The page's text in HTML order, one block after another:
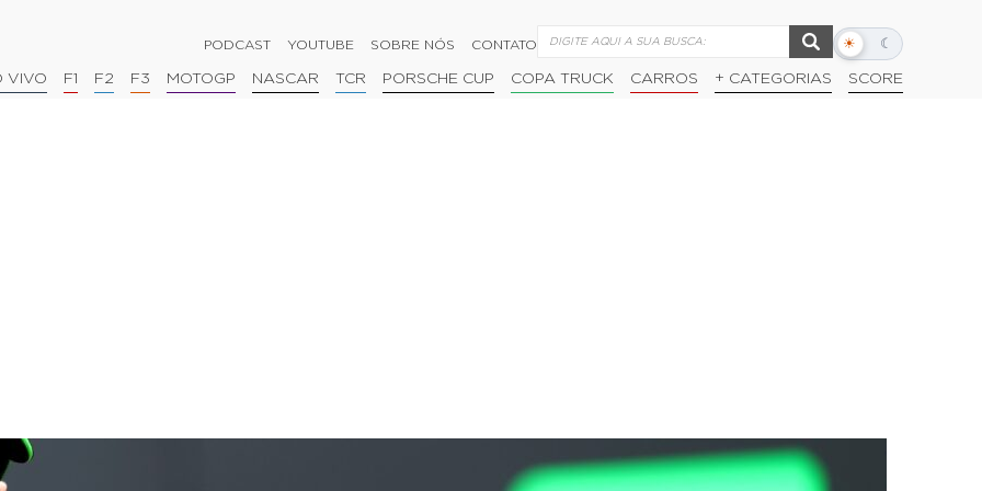
PODCAST YOUTUBE SOBRE NÓS CONTATO ☀ ☾
Alternar
escuro
VIVO F1 F2 F3 MOTOGP NASCAR TCR PORSCHE CUP COPA TRUCK CARROS + CATEGORIAS SCORE